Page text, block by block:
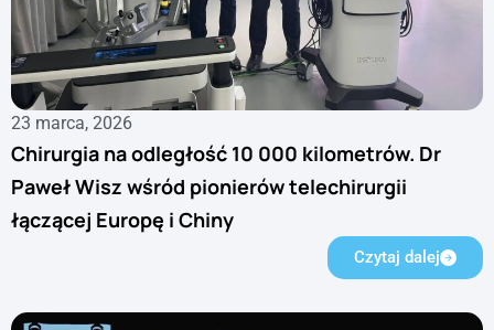
23 marca, 2026
Chirurgia na odległość 10 000 kilometrów. Dr
Paweł Wisz wśród pionierów telechirurgii
łączącej Europę i Chiny
Czytaj dalej